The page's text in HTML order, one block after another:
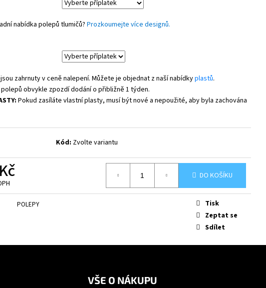
nabídka polepů tlumičů? Prozkoumejte více designů.
zahrnuty v ceně nalepení. Můžete je objednat z naší nabídkyplastů.
obvykle zpozdí dodání o přibližně 1 týden.
Pokud zasíláte vlastní plasty, musí být nové a nepoužité, aby byla zachována
Kód: Zvolte variantu
DO KOŠÍKU
POLEPY
Tisk
Zeptat se
Sdílet
VŠE O NÁKUPU